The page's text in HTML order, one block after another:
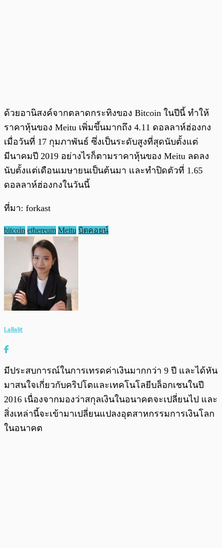
ด้วยอานิสงค์จากตลาดกระทิงของ Bitcoin ในปีนี้ ทำให้
ราคาหุ้นของ Meitu เพิ่มขึ้นมากถึง 4.11 ดอลลาห์ฮ่องกง
เมื่อวันที่ 17 กุมภาพันธ์ ซึ่งเป็นระดับสูงที่สุดนับตั้งแต่
มีนาคมปี 2019 อย่างไรก็ตามราคาหุ้นของ Meitu ลดลง
นับตั้งแต่เดือนเมษายนเป็นต้นมา และทำปิดตัวที่ 1.65
ดอลลาห์ฮ่องกงในวันนี้
ที่มา: forkast
bitcoin ethereum Meitu บิตคอยน์
Lallalit
มีประสบการณ์ในการเทรดค่าเงินมากกว่า 9 ปี และได้หัน
มาสนใจเกี่ยวกับคริปโตและเทคโนโลยีบล็อกเชนในปี
2016 เนื่องจากมองว่าสกุลเงินในอนาคตจะเปลี่ยนไป และ
สิ่งเหล่านี้จะเข้ามาเปลี่ยนแปลงอุตสาหกรรมการเงินโลก
ในอนาคต